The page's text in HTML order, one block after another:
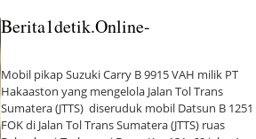
Berita1detik.Online-
Mobil pikap Suzuki Carry B 9915 VAH milik PT
Hakaaston yang mengelola Jalan Tol Trans
Sumatera (JTTS) diseruduk mobil Datsun B 1251
FOK di Jalan Tol Trans Sumatera (JTTS) ruas